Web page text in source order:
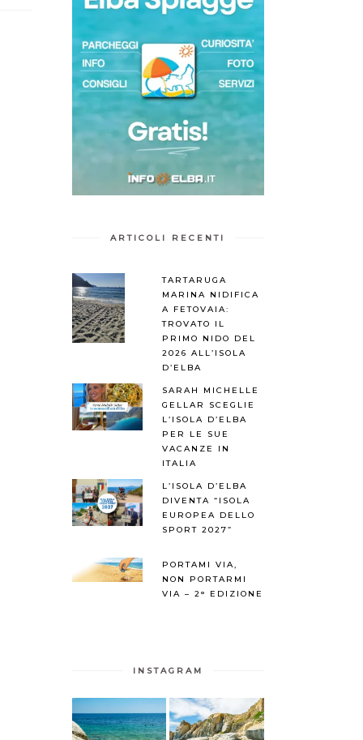
ARTICOLI RECENTI
TARTARUGA
MARINA NIDIFICA
A FETOVAIA:
TROVATO IL
PRIMO NIDO DEL
2026 ALL’ISOLA
D’ELBA
SARAH MICHELLE
GELLAR SCEGLIE
L’ISOLA D’ELBA
PER LE SUE
VACANZE IN
ITALIA
L’ISOLA D’ELBA
DIVENTA “ISOLA
EUROPEA DELLO
SPORT 2027”
PORTAMI VIA,
NON PORTARMI
VIA – 2° EDIZIONE
INSTAGRAM